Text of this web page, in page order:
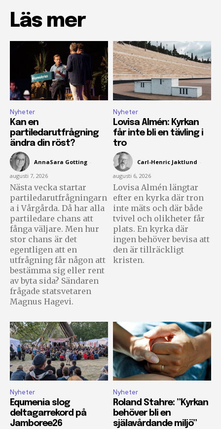
Läs mer
Nyheter
Kan en
partiledarutfrågning
ändra din röst?
AnnaSara Gotting -
augusti 7, 2026
Nästa vecka startar
partiledarutfrågningarn
a i Vårgårda. Då har alla
partiledare chans att
fånga väljare. Men hur
stor chans är det
egentligen att en
utfrågning får någon att
bestämma sig eller rent
av byta sida? Sändaren
frågade statsvetaren
Magnus Hagevi.
Nyheter
Lovisa Almén: Kyrkan
får inte bli en tävling i
tro
Carl-Henric Jaktlund -
augusti 6, 2026
Lovisa Almén längtar
efter en kyrka där tron
inte mäts och där både
tvivel och olikheter får
plats. En kyrka där
ingen behöver bevisa att
den är tillräckligt
kristen.
Nyheter
Equmenia slog
deltagarrekord på
Jamboree26
Nyheter
Roland Stahre: ”Kyrkan
behöver bli en
själavårdande miljö”